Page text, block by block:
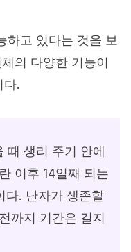
하고 있다는 것을 보
의 다양한 기능이
다.
때 생리 주기 안에
이후 14일째 되는
다. 난자가 생존할
까지 기간은 길지